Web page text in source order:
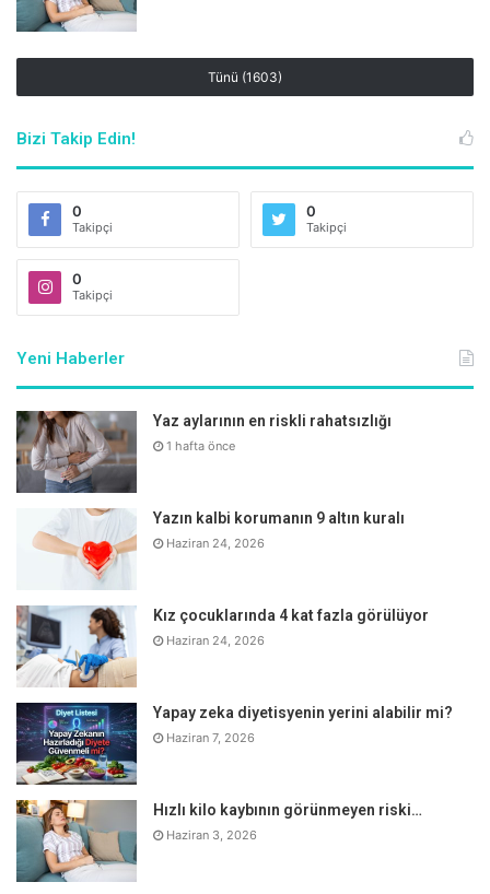
Tünü (1603)
Bizi Takip Edin!
0
Takipçi
0
Takipçi
0
Takipçi
Yeni Haberler
Yaz aylarının en riskli rahatsızlığı
1 hafta önce
Yazın kalbi korumanın 9 altın kuralı
Haziran 24, 2026
Kız çocuklarında 4 kat fazla görülüyor
Haziran 24, 2026
Yapay zeka diyetisyenin yerini alabilir mi?
Haziran 7, 2026
Hızlı kilo kaybının görünmeyen riski…
Haziran 3, 2026